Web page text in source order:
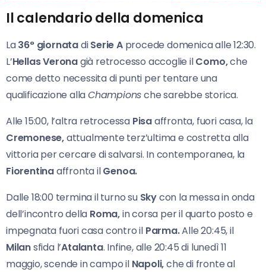
Il calendario della domenica
La36° giornatadiSerieAprocede domenica alle 12:30.
L’Hellas Veronagià retrocesso accoglie ilComo,che
come detto necessita di punti per tentare una
qualificazione allaChampionsche sarebbe storica.
Alle 15:00, l’altra retrocessa Pisaaffronta, fuori casa, la
Cremonese,attualmente terz’ultima e costretta alla
vittoria per cercare di salvarsi. In contemporanea, la
Fiorentinaaffronta ilGenoa.
Dalle 18:00 termina il turno su Skycon la messa in onda
dell’incontro della Roma,in corsa per il quarto posto e
impegnata fuori casa contro il Parma.Alle 20:45, il
Milansfida l’Atalanta. Infine, alle 20:45 di lunedì 11
maggio, scende in campo il Napoli,che di fronte al